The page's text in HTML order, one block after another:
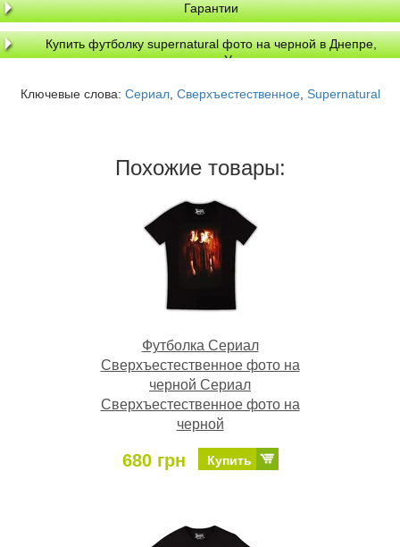
Гарантии
Купить футболку supernatural фото на черной в Днепре,
доставка по Украине
Ключевые слова: Сериал, Сверхъестественное, Supernatural
Похожие товары:
Футболка Сериал
Сверхъестественное фото на
черной Сериал
Сверхъестественное фото на
черной
680 грн Купить